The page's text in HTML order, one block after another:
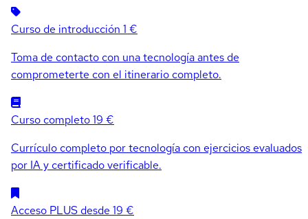
Curso de introducción 1 €
Toma de contacto con una tecnología antes de
comprometerte con el itinerario completo.
Curso completo19 €
Currículo completo por tecnología con ejercicios evaluados
por IA y certificado verificable.
Acceso PLUS desde 19 €